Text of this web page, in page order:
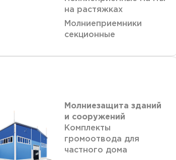
на растяжках
Молниеприемники
секционные
Молниезащита зданий
и сооружений
Комплекты
громоотвода для
частного дома